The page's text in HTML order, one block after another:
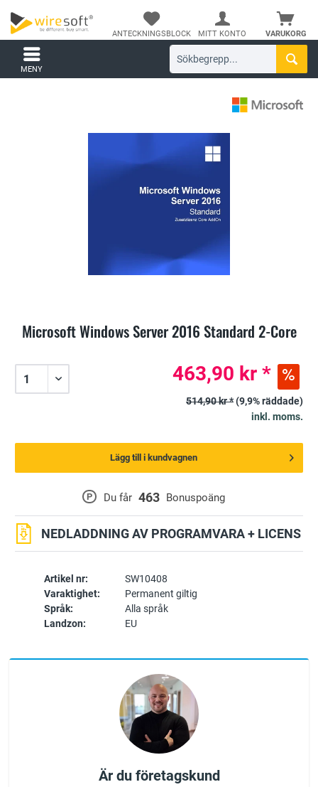
VARUKORG
ANTECKNINGSBLOCK MITT KONTO
MENY
Microsoft Windows Server 2016 Standard 2-Core
Artikel nr:
SW10408
Varaktighet:
Permanent giltig
Språk:
Alla språk
Landzon:
EU
P Du får 463 Bonuspoäng
NEDLADDNING AV PROGRAMVARA + LICENS
463,90 kr *
514,90 kr *(9,9% räddade)
inkl. moms.
Lägg till i kundvagnen
Är du företagskund